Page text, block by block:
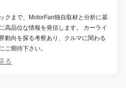
クまで、MotorFan独自取材と分析に基
高品位な情報を発信します。 カーライ
動向を探る考察あり、クルマに関わる
ご期待下さい。
る